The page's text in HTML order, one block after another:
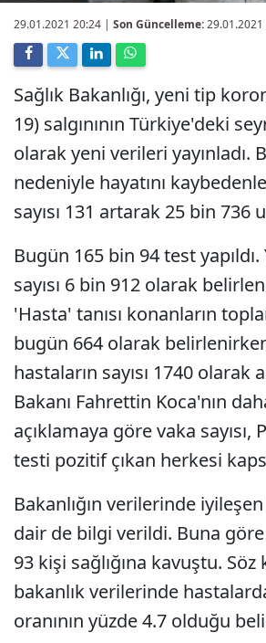
29.01.2021 20:24 | Son Güncelleme:29.01.2021
Sağlık Bakanlığı, yeni tip
19) salgınının Türkiye'deki
olarak yeni verileri yayınladı.
nedeniyle hayatını
sayısı 131 artarak 25 bin 736
Bugün 165 bin 94 test yapıldı.
sayısı 6 bin 912 olarak
'Hasta' tanısı konanların
bugün 664 olarak
hastaların sayısı 1740 olarak
Bakanı Fahrettin Koca'nın
açıklamaya göre vaka sayısı,
testi pozitif çıkan herkesi
Bakanlığın verilerinde iyileşen
dair de bilgi verildi. Buna
93 kişi sağlığına kavuştu. Söz
bakanlık verilerinde
oranının yüzde 4.7 olduğu